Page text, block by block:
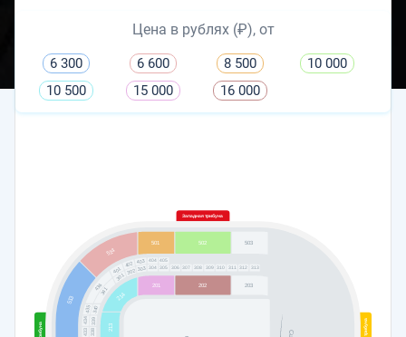
Цена в рублях (₽), от
6 300 6 600 8 500
10 000
10 500
15 000 16 000
Западная трибуна
340
339
338
313
312
311
310
309
308
307
306
305
304
303
302
301
435
434
433
405
404
403
402
401
341
436
214
213
203
202
201
514
513
503
502
501